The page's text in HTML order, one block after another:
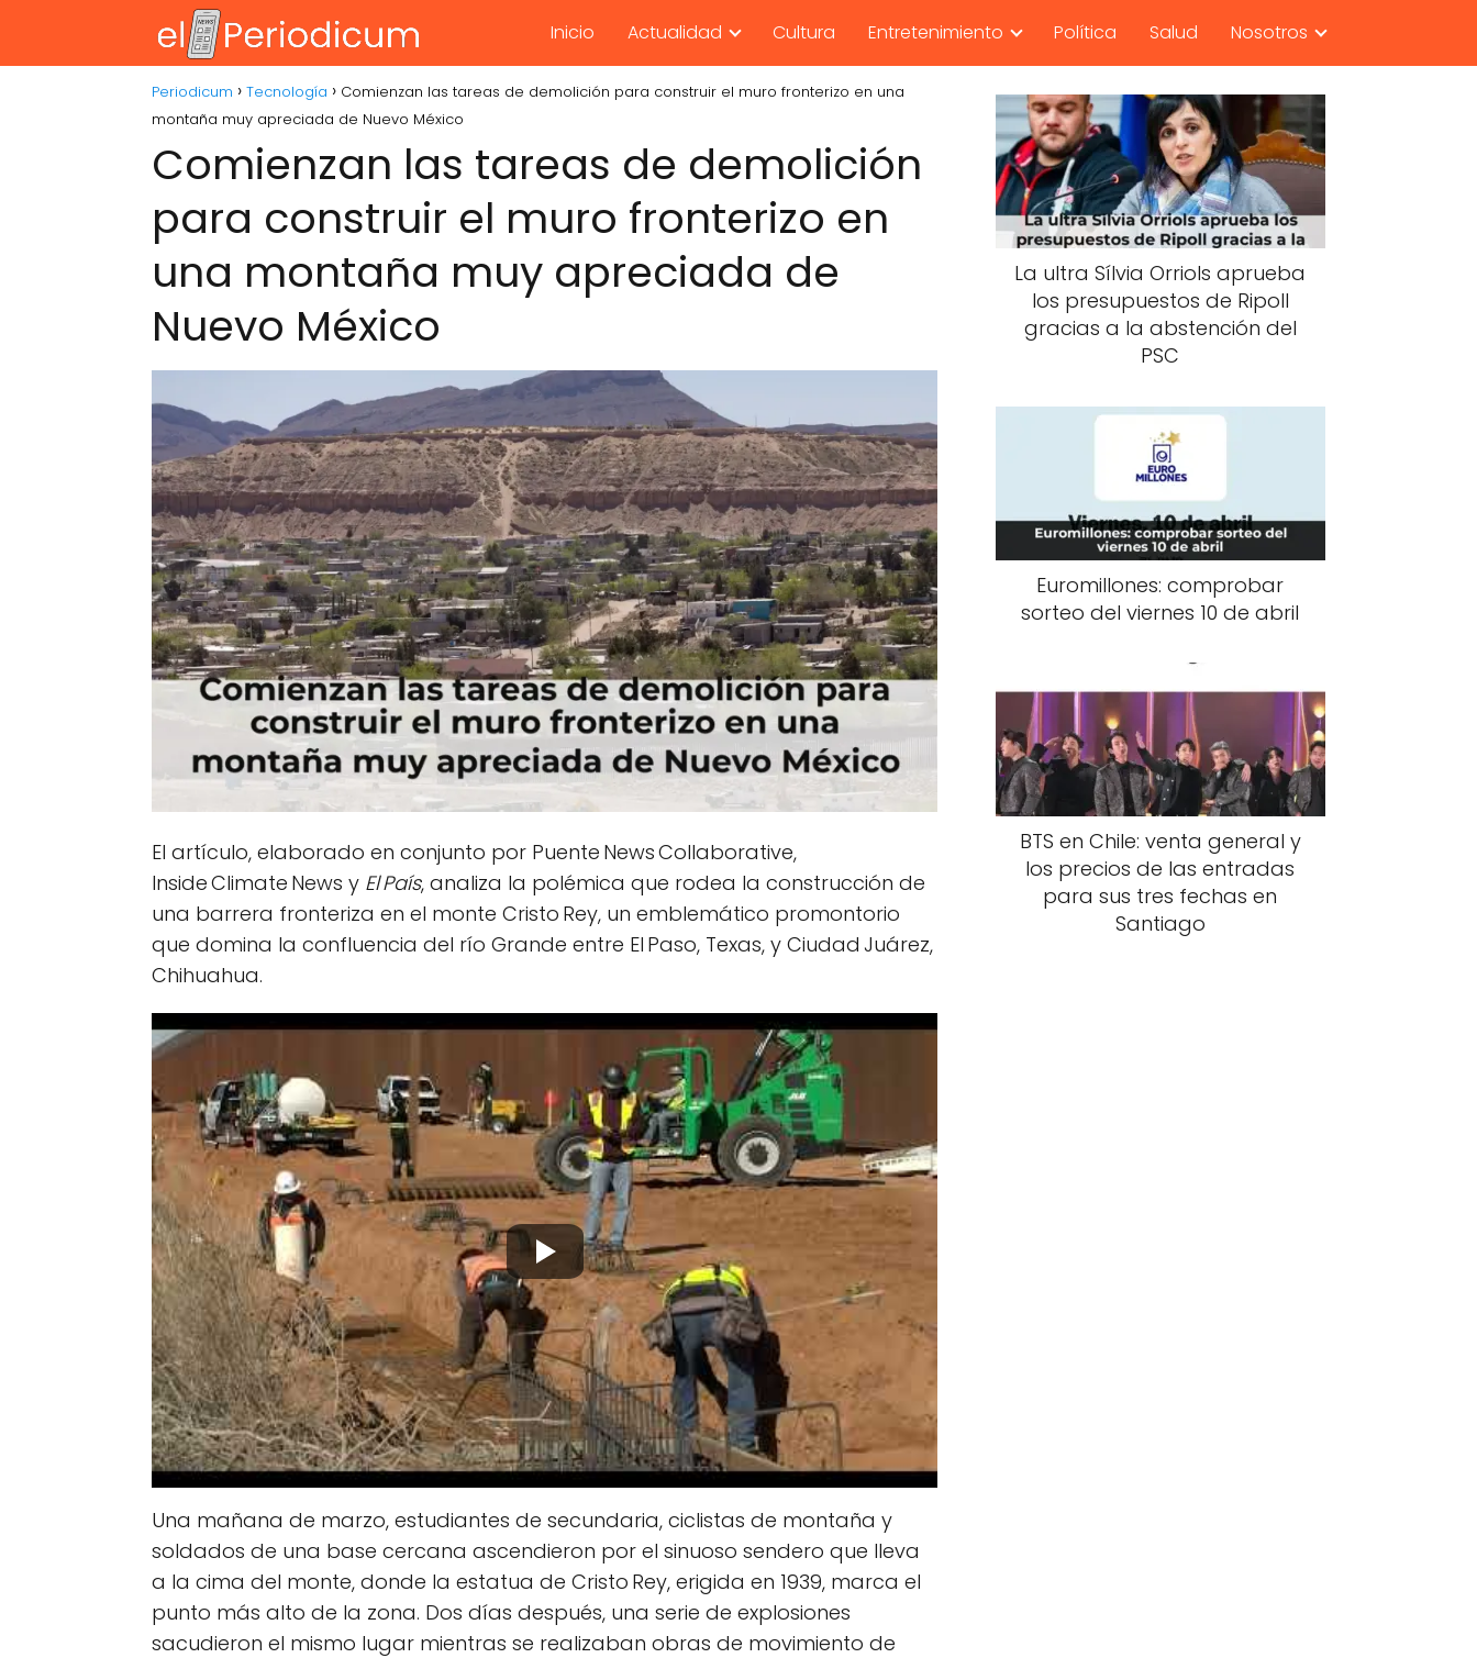
Inicio Actualidad Cultura Entretenimiento Política Salud Nosotros
Periodicum Tecnología
Comienzan las tareas de demolición para construir el muro fronterizo en una
montaña muy apreciada de Nuevo México
Comienzan las tareas de demolición
para construir el muro fronterizo en
una montaña muy apreciada de
Nuevo México
El artículo, elaborado en conjunto por Puente News Collaborative,
Inside Climate News y El País, analiza la polémica que rodea la construcción de
una barrera fronteriza en el monte Cristo Rey, un emblemático promontorio
que domina la confluencia del río Grande entre El Paso, Texas, y Ciudad Juárez,
Chihuahua.
Una mañana de marzo, estudiantes de secundaria, ciclistas de montaña y
soldados de una base cercana ascendieron por el sinuoso sendero que lleva
a la cima del monte, donde la estatua de Cristo Rey, erigida en 1939, marca el
punto más alto de la zona. Dos días después, una serie de explosiones
sacudieron el mismo lugar mientras se realizaban obras de movimiento de
La ultra Sílvia Orriols aprueba
los presupuestos de Ripoll
gracias a la abstención del
PSC
Euromillones: comprobar
sorteo del viernes 10 de abril
BTS en Chile: venta general y
los precios de las entradas
para sus tres fechas en
Santiago